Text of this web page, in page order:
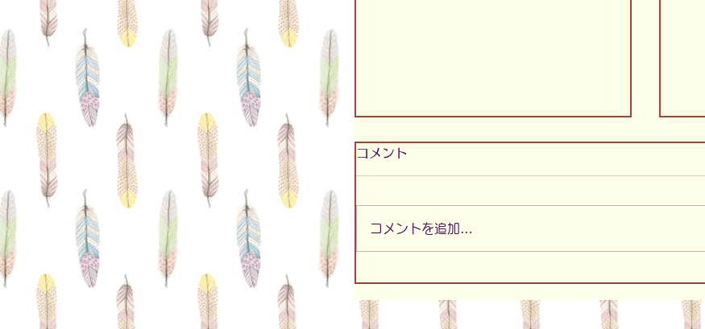
新聞紙＠ままえん
コメント
コメントを追加…